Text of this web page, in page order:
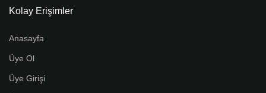
Kolay Erişimler
Anasayfa
Üye Ol
Üye Girişi